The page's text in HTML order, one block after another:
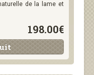
de la lame et
198.00€